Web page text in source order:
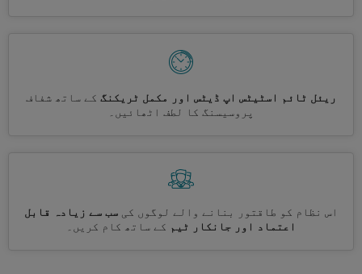
ریئل ٹائم اسٹیٹس اپ ڈیٹس اور مکمل ٹریکنگ کے ساتھ شفاف
پروسیسنگ کا لطف اٹھائیں۔
اس نظام کو طاقتور بنانے والے لوگوں کی سب سے زیادہ قابل
اعتماد اور جانکار ٹیم کے ساتھ کام کریں۔